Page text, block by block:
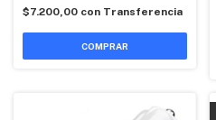
$7.200,00 con Transferencia